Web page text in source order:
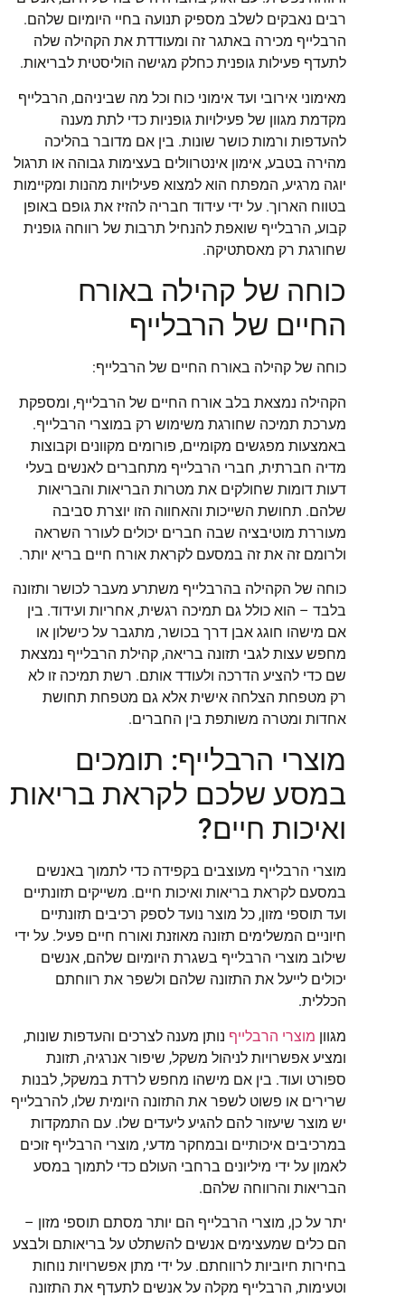
רבים נאבקים לשלב מספיק תנועה בחיי היומיום שלהם.
הרבלייף מכירה באתגר זה ומעודדת את הקהילה שלה
לתעדף פעילות גופנית כחלק מגישה הוליסטית לבריאות.
מאימוני אירובי ועד אימוני כוח וכל מה שביניהם, הרבלייף
מקדמת מגוון של פעילויות גופניות כדי לתת מענה
להעדפות ורמות כושר שונות. בין אם מדובר בהליכה
מהירה בטבע, אימון אינטרוולים בעצימות גבוהה או תרגול
יוגה מרגיע, המפתח הוא למצוא פעילויות מהנות ומקיימות
בטווח הארוך. על ידי עידוד חבריה להזיז את גופם באופן
קבוע, הרבלייף שואפת להנחיל תרבות של רווחה גופנית
שחורגת רק מאסתטיקה.
כוחה של קהילה באורח
החיים של הרבלייף
כוחה של קהילה באורח החיים של הרבלייף:
הקהילה נמצאת בלב אורח החיים של הרבלייף, ומספקת
מערכת תמיכה שחורגת משימוש רק במוצרי הרבלייף.
באמצעות מפגשים מקומיים, פורומים מקוונים וקבוצות
מדיה חברתית, חברי הרבלייף מתחברים לאנשים בעלי
דעות דומות שחולקים את מטרות הבריאות והבריאות
שלהם. תחושת השייכות והאחווה הזו יוצרת סביבה
מעוררת מוטיבציה שבה חברים יכולים לעורר השראה
ולרומם זה את זה במסעם לקראת אורח חיים בריא יותר.
כוחה של הקהילה בהרבלייף משתרע מעבר לכושר ותזונה
בלבד – הוא כולל גם תמיכה רגשית, אחריות ועידוד. בין
אם מישהו חוגג אבן דרך בכושר, מתגבר על כישלון או
מחפש עצות לגבי תזונה בריאה, קהילת הרבלייף נמצאת
שם כדי להציע הדרכה ולעודד אותם. רשת תמיכה זו לא
רק מטפחת הצלחה אישית אלא גם מטפחת תחושת
אחדות ומטרה משותפת בין החברים.
מוצרי הרבלייף: תומכים
במסע שלכם לקראת בריאות
ואיכות חיים?
מוצרי הרבלייף מעוצבים בקפידה כדי לתמוך באנשים
במסעם לקראת בריאות ואיכות חיים. משייקים תזונתיים
ועד תוספי מזון, כל מוצר נועד לספק רכיבים תזונתיים
חיוניים המשלימים תזונה מאוזנת ואורח חיים פעיל. על ידי
שילוב מוצרי הרבלייף בשגרת היומיום שלהם, אנשים
יכולים לייעל את התזונה שלהם ולשפר את רווחתם
הכללית.
מגוון מוצרי הרבלייף נותן מענה לצרכים והעדפות שונות,
ומציע אפשרויות לניהול משקל, שיפור אנרגיה, תזונת
ספורט ועוד. בין אם מישהו מחפש לרדת במשקל, לבנות
שרירים או פשוט לשפר את התזונה היומית שלו, להרבלייף
יש מוצר שיעזור להם להגיע ליעדים שלו. עם התמקדות
במרכיבים איכותיים ובמחקר מדעי, מוצרי הרבלייף זוכים
לאמון על ידי מיליונים ברחבי העולם כדי לתמוך במסע
הבריאות והרווחה שלהם.
יתר על כן, מוצרי הרבלייף הם יותר מסתם תוספי מזון –
הם כלים שמעצימים אנשים להשתלט על בריאותם ולבצע
בחירות חיוביות לרווחתם. על ידי מתן אפשרויות נוחות
וטעימות, הרבלייף מקלה על אנשים לתעדף את התזונה